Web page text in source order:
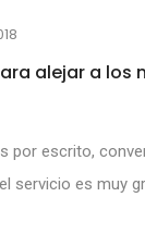
alejar a los
por escrito,
servicio es muy